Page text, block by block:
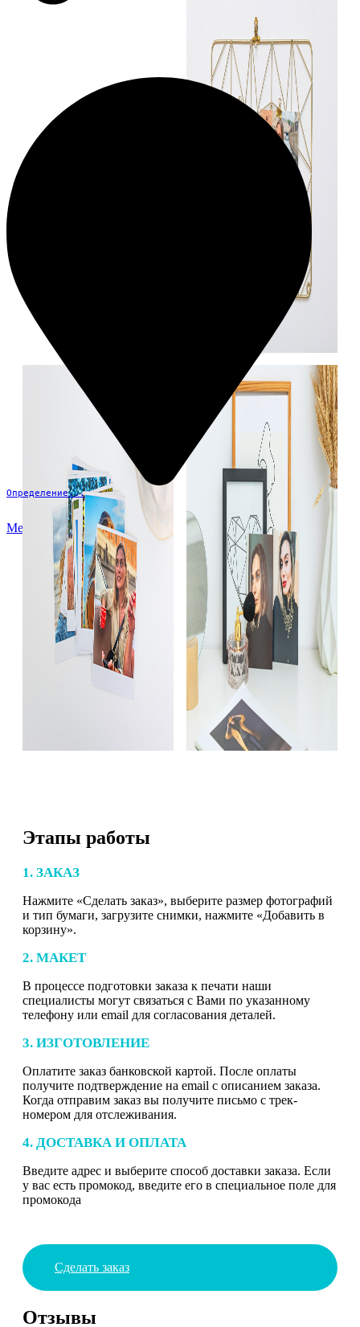
Определение...
Меню
Этапы работы
1. ЗАКАЗ
Нажмите «Сделать заказ», выберите размер фотографий
и тип бумаги, загрузите снимки, нажмите «Добавить в
корзину».
2. МАКЕТ
В процессе подготовки заказа к печати наши
специалисты могут связаться с Вами по указанному
телефону или email для согласования деталей.
3. ИЗГОТОВЛЕНИЕ
Оплатите заказ банковской картой. После оплаты
получите подтверждение на email с описанием заказа.
Когда отправим заказ вы получите письмо с трек-
номером для отслеживания.
4. ДОСТАВКА И ОПЛАТА
Введите адрес и выберите способ доставки заказа. Если
у вас есть промокод, введите его в специальное поле для
промокода
Сделать заказ
Отзывы